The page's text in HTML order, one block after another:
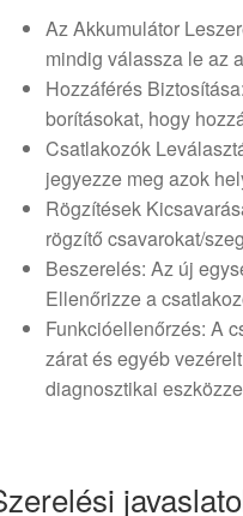
Az Akkumulátor
mindig válassza le az
Hozzáférés
borításokat, hogy
Csatlakozók
jegyezze meg azok
Rögzítések
rögzítő csavarokat/
Beszerelés: Az új
Ellenőrizze a
Funkcióellenőrzés: A
zárat és egyéb
diagnosztikai